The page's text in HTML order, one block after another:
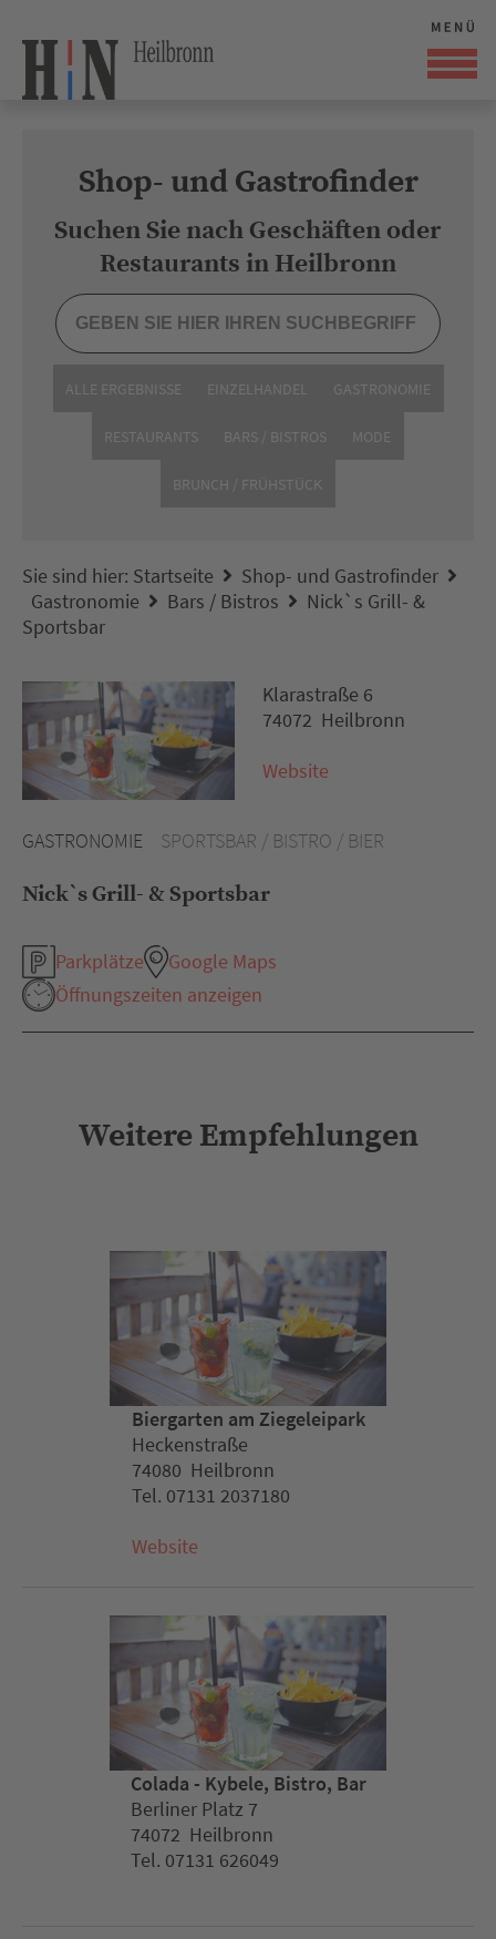
Shop- und Gastrofinder
Suchen Sie nach Geschäften oder
Restaurants in Heilbronn
ALLE ERGEBNISSE EINZELHANDEL GASTRONOMIE
RESTAURANTS BARS / BISTROS MODE
BRUNCH / FRÜHSTÜCK
Sie sind hier: Startseite
Shop- und Gastrofinder
Gastronomie
Bars / Bistros
Nick`s Grill- &
Sportsbar
GASTRONOMIE SPORTSBAR / BISTRO / BIER
Nick`s Grill- & Sportsbar
Parkplätze
Google Maps
Öffnungszeiten anzeigen
Klarastraße 6
74072 Heilbronn
Website
Weitere Empfehlungen
Biergarten am Ziegeleipark
Heckenstraße
74080 Heilbronn
Tel. 07131 2037180
Website
Colada - Kybele, Bistro, Bar
Berliner Platz 7
74072 Heilbronn
Tel. 07131 626049